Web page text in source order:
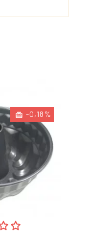
-0,18%